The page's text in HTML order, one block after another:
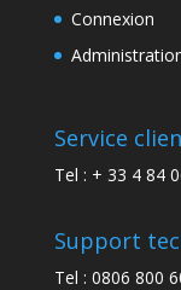
Connexion
Service
Tel : + 33 4 84
Support
Tel : 0806 800